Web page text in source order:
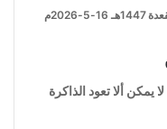
يمكن ألا تعود الذاكرة